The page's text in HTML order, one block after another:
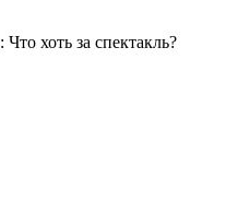
: Что хоть за спектакль?